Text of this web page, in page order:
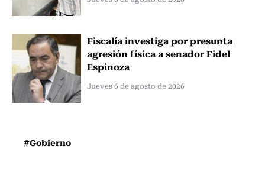
Fiscalía investiga por presunta
agresión física a senador Fidel
Espinoza
Jueves 6 de agosto de 2026
#Gobierno